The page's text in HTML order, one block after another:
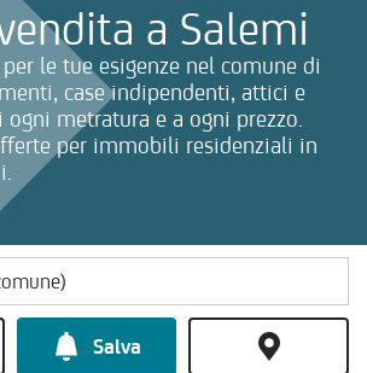
a Salemi
le tue esigenze nel comune di
case indipendenti, attici e
metratura e a ogni prezzo.
per immobili residenziali in
Salva